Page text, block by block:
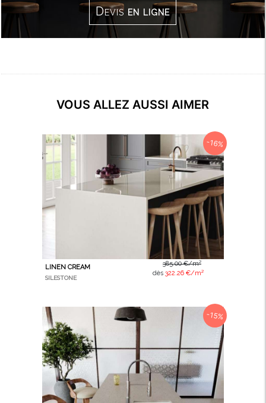
Devis en ligne
VOUS ALLEZ AUSSI AIMER
-16%
LINEN CREAM
SILESTONE
385.00 €/m²
dès322.26 €/m²
-15%